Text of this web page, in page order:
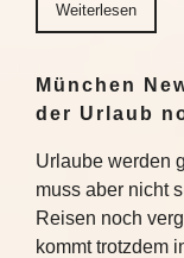
Weiterlesen
München
der Urlaub
Urlaube werden
muss aber nicht
Reisen noch
kommt trotzdem